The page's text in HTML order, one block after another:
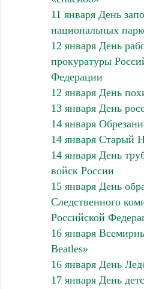
11 января День
национальных
12 января День
прокуратуры
Федерации
12 января День
13 января День
14 января
14 января Старый
14 января День
войск России
15 января День
Следственного
Российской
16 января
Beatles»
16 января День
17 января День